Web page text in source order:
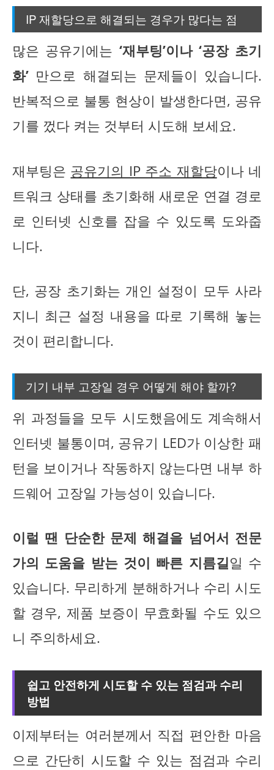
IP 재할당으로 해결되는 경우가 많다는 점
많은 공유기에는 ‘재부팅’이나 ‘공장 초기
화’ 만으로 해결되는 문제들이 있습니다.
반복적으로 불통 현상이 발생한다면, 공유
기를 껐다 켜는 것부터 시도해 보세요.
재부팅은 공유기의 IP 주소 재할당이나 네
트워크 상태를 초기화해 새로운 연결 경로
로 인터넷 신호를 잡을 수 있도록 도와줍
니다.
단, 공장 초기화는 개인 설정이 모두 사라
지니 최근 설정 내용을 따로 기록해 놓는
것이 편리합니다.
기기 내부 고장일 경우 어떻게 해야 할까?
위 과정들을 모두 시도했음에도 계속해서
인터넷 불통이며, 공유기 LED가 이상한 패
턴을 보이거나 작동하지 않는다면 내부 하
드웨어 고장일 가능성이 있습니다.
이럴 땐 단순한 문제 해결을 넘어서 전문
가의 도움을 받는 것이 빠른 지름길일 수
있습니다. 무리하게 분해하거나 수리 시도
할 경우, 제품 보증이 무효화될 수도 있으
니 주의하세요.
쉽고 안전하게 시도할 수 있는 점검과 수리
방법
이제부터는 여러분께서 직접 편안한 마음
으로 간단히 시도할 수 있는 점검과 수리